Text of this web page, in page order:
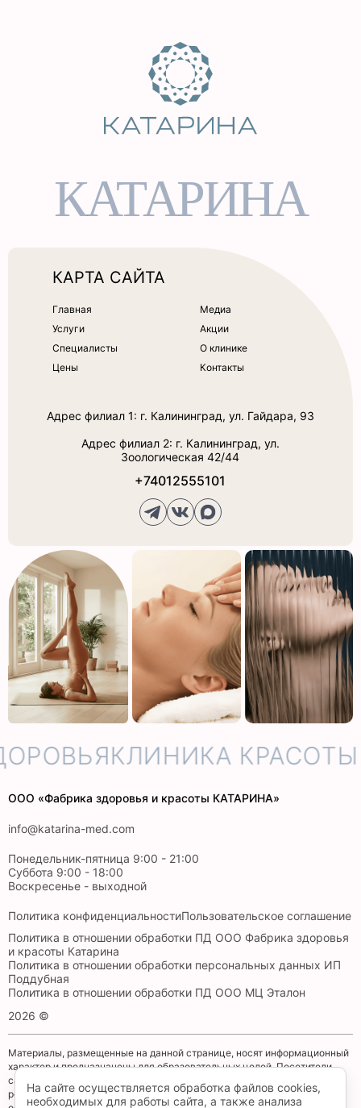
КАТАРИНА
КАРТА САЙТА
Главная
Услуги
Специалисты
Цены
Медиа
Акции
О клинике
Контакты
Адрес филиал 1: г. Калининград, ул. Гайдара, 93
Адрес филиал 2: г. Калининград, ул.
Зоологическая 42/44
+74012555101
КЛИНИКА
ООО «Фабрика здоровья и красоты КАТАРИНА»
info@katarina-med.com
Понедельник-пятница 9:00 - 21:00
Суббота 9:00 - 18:00
Воскресенье - выходной
Политика конфиденциальностиПользовательское соглашение
Политика в отношении обработки ПД ООО Фабрика здоровья
и красоты Катарина
Политика в отношении обработки персональных данных ИП
Поддубная
Политика в отношении обработки ПД ООО МЦ Эталон
2026 ©
Материалы, размещенные на данной странице, носят информационный
характер и предназначены для образовательных целей. Посетители
сайта не должны использовать их в качестве медицинских
рекомендаций. Определение диагноза и выбор методики лечения
На сайте осуществляется обработка файлов cookies,
необходимых для работы сайта, а также анализа